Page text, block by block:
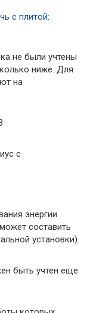
с плитой:
не были учтены
ниже. Для
на
с
энергии
составить
установки)
быть учтен еще